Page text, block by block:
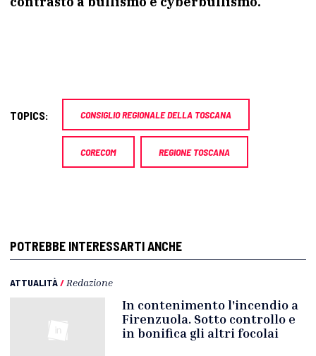
TOPICS: CONSIGLIO REGIONALE DELLA TOSCANA
CORECOM REGIONE TOSCANA
POTREBBE INTERESSARTI ANCHE
ATTUALITÀ/ Redazione
In contenimento l'incendio a
Firenzuola. Sotto controllo e
in bonifica gli altri focolai